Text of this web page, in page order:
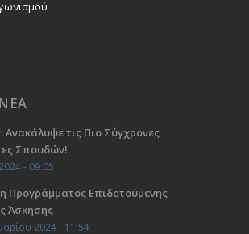
Ανακάλυψε τις Πιο Σύγχρονες
Σπουδών!
- 09:05
Προγράμματος Επιδοτούμενης
Άσκησης
2024 - 11:54